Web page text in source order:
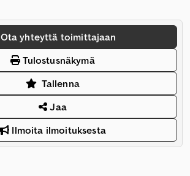
Ota yhteyttä toimittajaan
Tulostusnäkymä
Tallenna
Jaa
Ilmoita ilmoituksesta